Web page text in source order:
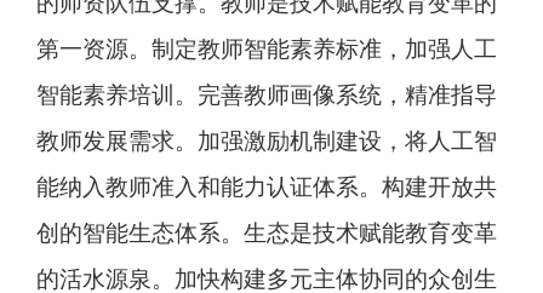
第一资源。制定教师智能素养标准，加强人工
智能素养培训。完善教师画像系统，精准指导
教师发展需求。加强激励机制建设，将人工智
能纳入教师准入和能力认证体系。构建开放共
创的智能生态体系。生态是技术赋能教育变革
的活水源泉。加快构建多元主体协同的众创生